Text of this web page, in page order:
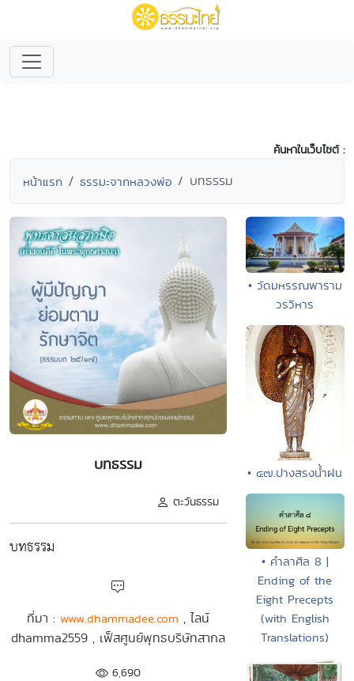
ค้นหาในเว็บไซต์ :
หน้าแรก ธรรมะจากหลวงพ่อ บทธรรม
บทธรรม
ตะวันธรรม
บทธรรม
ที่มา : www.dhammadee.com , ไลน์
dhamma2559 , เฟ็สศูนย์พุทธบริษัทสากล
6,690
• วัดมหรรณพาราม
วรวิหาร
• ๔๗.ปางสรงน้ำฝน
• คำลาศีล 8 |
Ending of the
Eight Precepts
(with English
Translations)